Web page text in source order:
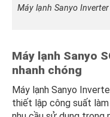
Máy lạnh Sanyo
Máy lạnh Sanyo
nhanh chóng
Máy lạnh Sanyo
thiết lập công suất